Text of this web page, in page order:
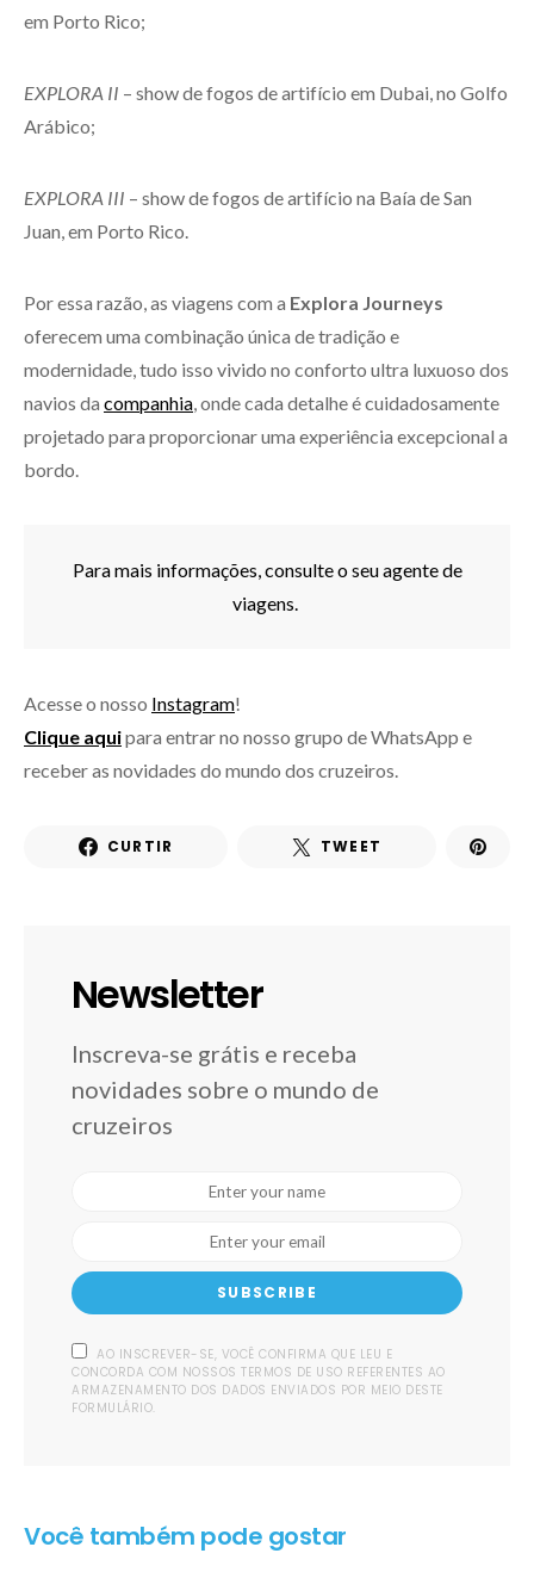
em Porto Rico;
EXPLORA II – show de fogos de artifício em Dubai, no Golfo
Arábico;
EXPLORA III – show de fogos de artifício na Baía de San
Juan, em Porto Rico.
Por essa razão, as viagens com a Explora Journeys
oferecem uma combinação única de tradição e
modernidade, tudo isso vivido no conforto ultra luxuoso dos
navios da companhia , onde cada detalhe é cuidadosamente
projetado para proporcionar uma experiência excepcional a
bordo.
Para mais informações, consulte o seu agente de
viagens.
Acesse o nosso Instagram!
Clique aquipara entrar no nosso grupo de WhatsApp e
receber as novidades do mundo dos cruzeiros.
CURTIR TWEET
Newsletter
Inscreva-se grátis e receba
novidades sobre o mundo de
cruzeiros
SUBSCRIBE
AO INSCREVER-SE, VOCÊ CONFIRMA QUE LEU E
CONCORDA COM NOSSOS TERMOS DE USO REFERENTES AO
ARMAZENAMENTO DOS DADOS ENVIADOS POR MEIO DESTE
FORMULÁRIO.
Você também pode gostar